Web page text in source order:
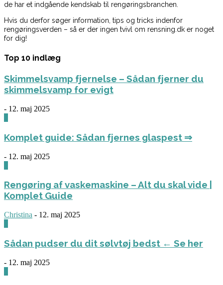
de har et indgående kendskab til rengøringsbranchen.
Hvis du derfor søger information, tips og tricks indenfor
rengøringsverden – så er der ingen tvivl om rensning.dk er noget
for dig!
Top 10 indlæg
Skimmelsvamp fjernelse – Sådan fjerner du
skimmelsvamp for evigt
- 12. maj 2025
Komplet guide: Sådan fjernes glaspest ⇒
- 12. maj 2025
Rengøring af vaskemaskine – Alt du skal vide |
Komplet Guide
Christina - 12. maj 2025
Sådan pudser du dit sølvtøj bedst ← Se her
- 12. maj 2025